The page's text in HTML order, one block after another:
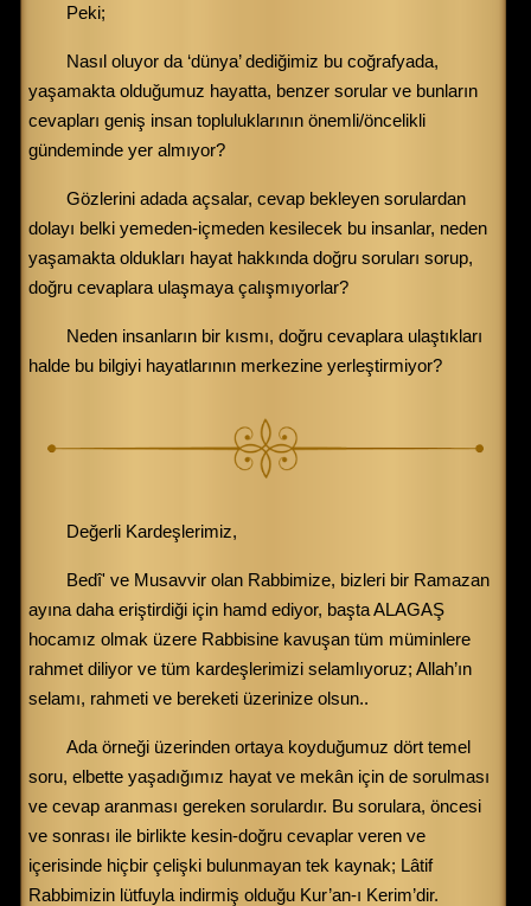
Peki;
Nasıl oluyor da ‘dünya’ dediğimiz bu coğrafyada,
yaşamakta olduğumuz hayatta, benzer sorular ve bunların
cevapları geniş insan topluluklarının önemli/öncelikli
gündeminde yer almıyor?
Gözlerini adada açsalar, cevap bekleyen sorulardan
dolayı belki yemeden-içmeden kesilecek bu insanlar, neden
yaşamakta oldukları hayat hakkında doğru soruları sorup,
doğru cevaplara ulaşmaya çalışmıyorlar?
Neden insanların bir kısmı, doğru cevaplara ulaştıkları
halde bu bilgiyi hayatlarının merkezine yerleştirmiyor?
Değerli Kardeşlerimiz,
Bedî' ve Musavvir olan Rabbimize, bizleri bir Ramazan
ayına daha eriştirdiği için hamd ediyor, başta ALAGAŞ
hocamız olmak üzere Rabbisine kavuşan tüm müminlere
rahmet diliyor ve tüm kardeşlerimizi selamlıyoruz; Allah’ın
selamı, rahmeti ve bereketi üzerinize olsun..
Ada örneği üzerinden ortaya koyduğumuz dört temel
soru, elbette yaşadığımız hayat ve mekân için de sorulması
ve cevap aranması gereken sorulardır. Bu sorulara, öncesi
ve sonrası ile birlikte kesin-doğru cevaplar veren ve
içerisinde hiçbir çelişki bulunmayan tek kaynak; Lâtif
Rabbimizin lütfuyla indirmiş olduğu Kur’an-ı Kerim’dir.